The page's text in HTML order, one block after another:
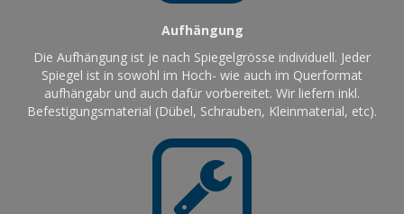
Aufhängung
Die Aufhängung ist je nach Spiegelgrösse individuell. Jeder
Spiegel ist in sowohl im Hoch- wie auch im Querformat
aufhängabr und auch dafür vorbereitet. Wir liefern inkl.
Befestigungsmaterial (Dübel, Schrauben, Kleinmaterial, etc).